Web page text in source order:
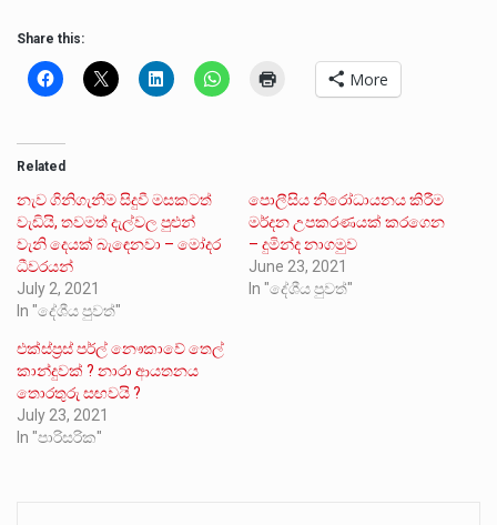
Share this:
More
Related
නැව ගිනිගැනීම සිදුවී මසකටත්
වැඩියි, තවමත් දැල්වල පුළුන්
වැනි දෙයක් බැඳෙනවා – මෝදර
ධීවරයන්
July 2, 2021
In "දේශීය පුවත්"
පොලීසිය නිරෝධායනය කිරීම
මර්දන උපකරණයක් කරගෙන
– දුමින්ද නාගමුව
June 23, 2021
In "දේශීය පුවත්"
එක්ස්ප්‍රස් පර්ල් නෞකාවේ තෙල්
කාන්දුවක් ? නාරා ආයතනය
තොරතුරු සඟවයි ?
July 23, 2021
In "පාරිසරික"